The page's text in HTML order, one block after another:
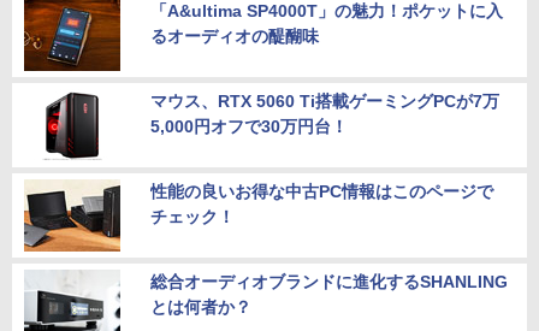
「A&ultima SP4000T」の魅力！ポケットに入
るオーディオの醍醐味
マウス、RTX 5060 Ti搭載ゲーミングPCが7万
5,000円オフで30万円台！
性能の良いお得な中古PC情報はこのページで
チェック！
総合オーディオブランドに進化するSHANLING
とは何者か？